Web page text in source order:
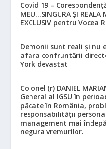
Covid 19 –
MEU…SINGURA ȘI REALA
EXCLUSIV pentru Vocea
Demonii sunt reali și nu
afara confruntării
York devastat
Colonel (r) DANIEL
General al IGSU în
păcate în România,
responsabilităţii
management mai
negura vremurilor.